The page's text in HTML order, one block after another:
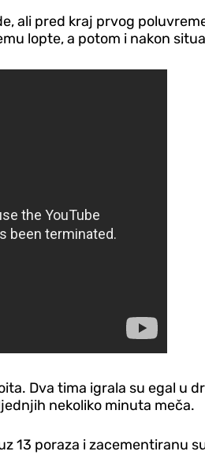
ali pred kraj prvog
lopte, a potom i nakon
Dva tima igrala su egal u
nekoliko minuta meča.
13 poraza i zacementiranu